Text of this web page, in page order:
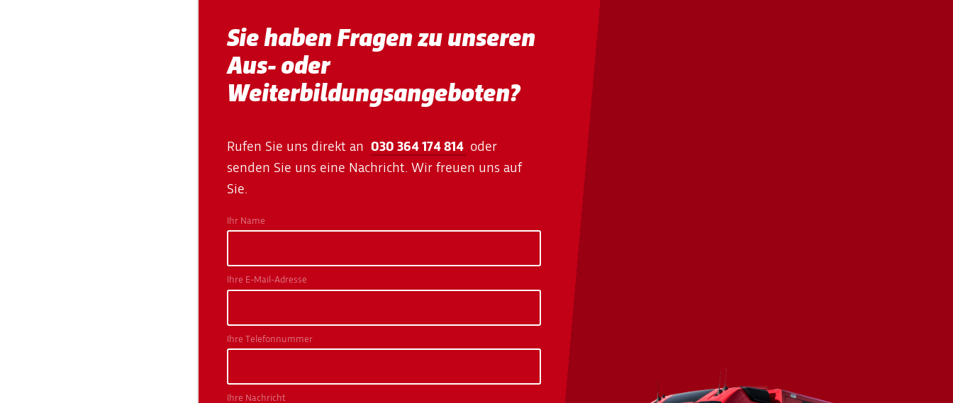
Sie haben Fragen zu unseren
Aus- oder
Weiterbildungsangeboten?
Rufen Sie uns direkt an 030 364 174 814 oder
senden Sie uns eine Nachricht. Wir freuen uns auf
Sie.
Ihr Name
Ihre E-Mail-Adresse
Ihre Telefonnummer
Ihre Nachricht